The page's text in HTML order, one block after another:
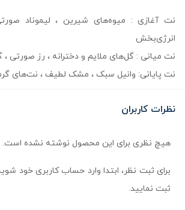
نت آغازی : میوه‌های شیرین ، لیموناد
انرژی‌بخش
نت میانی : گل‌های ملایم و دخترانه ، رز صورتی
نت پایانی: وانیل سبک ، مشک لطیف ، نت‌های
نظرات کاربران
هیچ نظری برای این محصول نوشته نشده است.
برای ثبت نظر، ابتدا وارد حساب کاربری خود
ثبت نمایید.